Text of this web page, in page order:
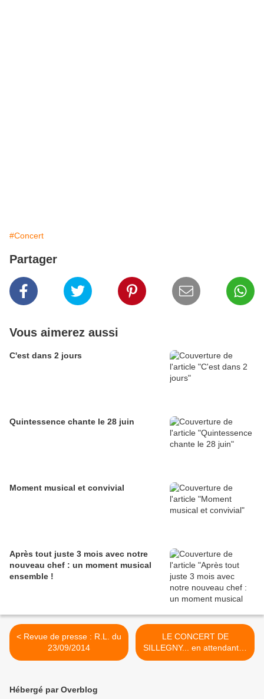
#Concert
Partager
Vous aimerez aussi
C'est dans 2 jours
Quintessence chante le 28 juin
Moment musical et convivial
Après tout juste 3 mois avec notre
nouveau chef : un moment musical
ensemble !
< Revue de presse : R.L. du
23/09/2014
LE CONCERT DE
SILLEGNY... en attendant le
prochain... >
Hébergé par Overblog